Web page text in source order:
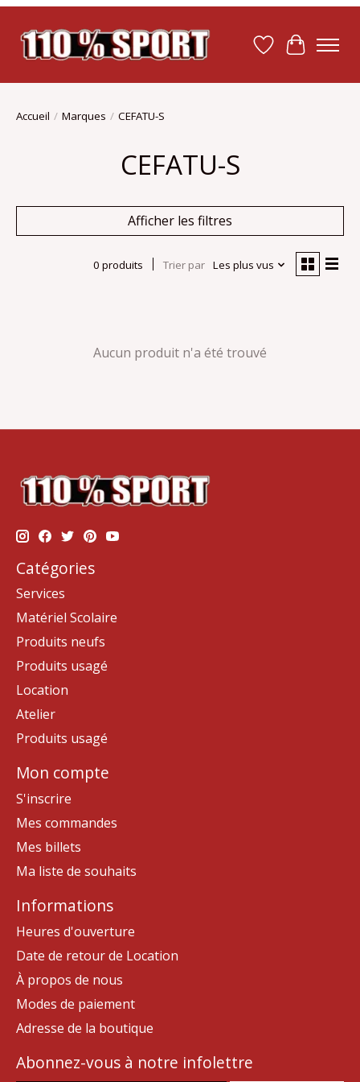
Liste dePanier
Accueil / Marques / CEFATU-S
CEFATU-S
Afficher les filtres
0 produits Trier par Les plus vus
Aucun produit n'a été trouvé
Catégories
Services
Matériel Scolaire
Produits neufs
Produits usagé
Location
Atelier
Produits usagé
Mon compte
S'inscrire
Mes commandes
Mes billets
Ma liste de souhaits
Informations
Heures d'ouverture
Date de retour de Location
À propos de nous
Modes de paiement
Adresse de la boutique
Abonnez-vous à notre infolettre